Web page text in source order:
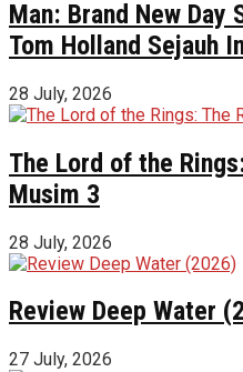
Man: Brand New Day
Tom Holland Sejauh
28 July, 2026
The Lord of the
Musim 3
28 July, 2026
Review Deep Water
27 July, 2026